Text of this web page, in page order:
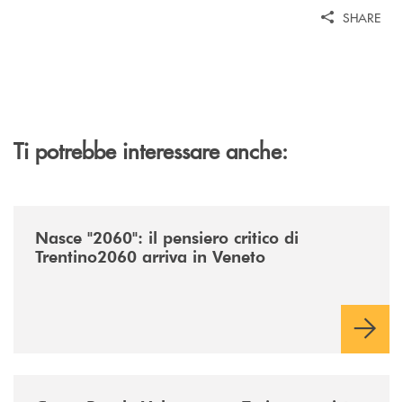
SHARE
Ti potrebbe interessare anche:
Nasce "2060": il pensiero critico di
Trentino2060 arriva in Veneto